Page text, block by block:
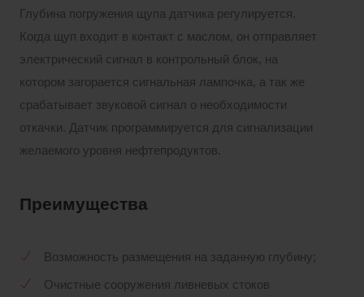
Глубина погружения щупа датчика регулируется.
Когда щуп входит в контакт с маслом, он отправляет
электрический сигнал в контрольный блок, на
котором загорается сигнальная лампочка, а так же
срабатывает звуковой сигнал о необходимости
откачки. Датчик программируется для сигнализации
желаемого уровня нефтепродуктов.
Преимущества
Возможность размещения на заданную глубину;
Очистные сооружения ливневых стоков